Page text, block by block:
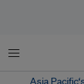
Menu
Asia